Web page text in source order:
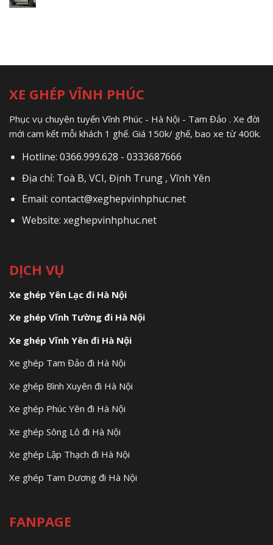
XE GHÉP VĨNH PHÚC
Phục vụ chuyên tuyến Vĩnh Phúc - Hà Nội - Tam Đảo . Xe đời
mới cam kết mỗi khách 1 ghế. Giá 150k/ ghế, bao xe từ 400k.
Hotline: 0366.999.628 - 0333687666
Địa chỉ: Toà B, VCI, Định Trung , Vĩnh Yên
Email: contact@xeghepvinhphuc.net
Website: xeghepvinhphuc.net
DỊCH VỤ
Xe ghép Yên Lạc đi Hà Nội
Xe ghép Vĩnh Tường đi Hà Nội
Xe ghép Vĩnh Yên đi Hà Nội
Xe ghép Tam Đảo đi Hà Nội
Xe ghép Bình Xuyên đi Hà Nội
Xe ghép Phúc Yên đi Hà Nội
Xe ghép Sông Lô đi Hà Nội
Xe ghép Lập Thạch đi Hà Nội
Xe ghép Tam Dương đi Hà Nội
FANPAGE